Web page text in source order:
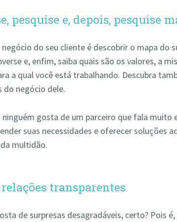
pesquise e, depois, pesquise
do seu cliente é descobrir o mapa do
e, enfim, saiba quais são os valores, a
a qual você está trabalhando. Descubra
do negócio dele.
ninguém gosta de um parceiro que fala muito
suas necessidades e oferecer soluções
multidão.
transparentes
de surpresas desagradáveis, certo? Pois